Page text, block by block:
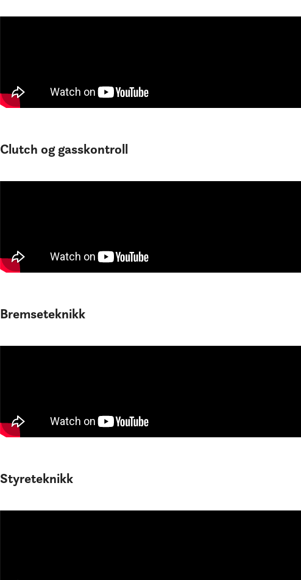
Clutch og gasskontroll
Bremseteknikk
Styreteknikk